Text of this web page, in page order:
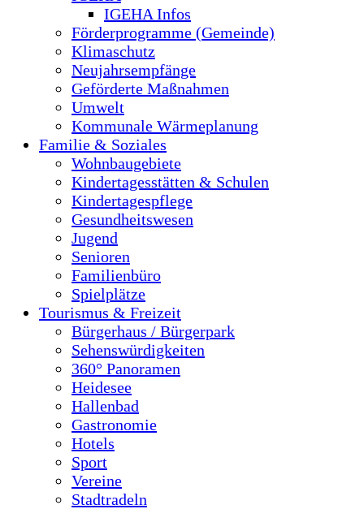
IGEHA Infos
Förderprogramme (Gemeinde)
Klimaschutz
Neujahrsempfänge
Geförderte Maßnahmen
Umwelt
Kommunale Wärmeplanung
Familie & Soziales
Wohnbaugebiete
Kindertagesstätten & Schulen
Kindertagespflege
Gesundheitswesen
Jugend
Senioren
Familienbüro
Spielplätze
Tourismus & Freizeit
Bürgerhaus / Bürgerpark
Sehenswürdigkeiten
360° Panoramen
Heidesee
Hallenbad
Gastronomie
Hotels
Sport
Vereine
Stadtradeln